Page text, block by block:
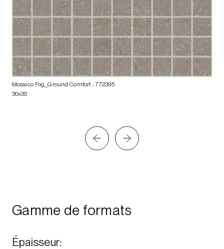
Mosaico Fog_Ground Comfort- 772395
30x30
Gamme de formats
Épaisseur: